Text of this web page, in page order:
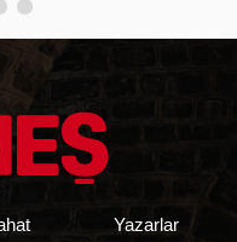
Yazarlar